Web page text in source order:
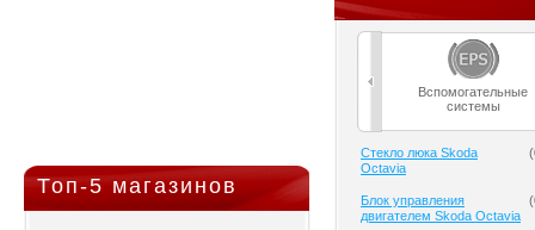
Топ-5 магазинов
Вспомогательные
системы
Cтекло люка Skoda
Octavia
(
Блок управления
двигателем Skoda Octavia
(